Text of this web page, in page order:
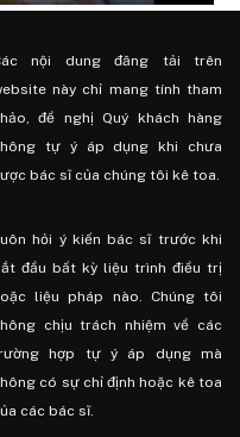
nội dung đăng tải trên
này chỉ mang tính tham
đề nghị Quý khách hàng
tự ý áp dụng khi chưa
bác sĩ của chúng tôi kê toa.
hỏi ý kiến ​​bác sĩ trước khi
đầu bất kỳ liệu trình điều trị
liệu pháp nào. Chúng tôi
chịu trách nhiệm về các
hợp tự ý áp dụng mà
có sự chỉ định hoặc kê toa
các bác sĩ.